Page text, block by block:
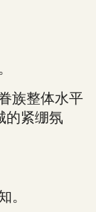
族整体水平
的紧绷氛
。